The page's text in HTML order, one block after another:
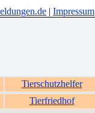
| Impressum
Tierschutzhelfer
Tierfriedhof